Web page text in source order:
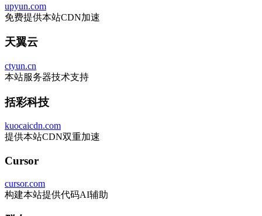
upyun.com
免费提供本站CDN加速
天翼云
ctyun.cn
本站服务器技术支持
括彩科技
kuocaicdn.com
提供本站CDN双重加速
Cursor
cursor.com
构建本站提供代码AI辅助